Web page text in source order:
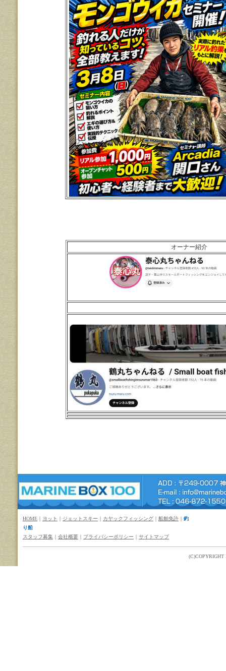
オーナー紹介
HOME ｜ ヨット ｜ ジェットスキー ｜ カヤックフィッシング ｜ 船舶免許 ｜ 釣
り船
スタッフ募集 ｜ 会社概要 ｜ プライバシーポリシー ｜ サイトマップ
(C)COPYRIGHT